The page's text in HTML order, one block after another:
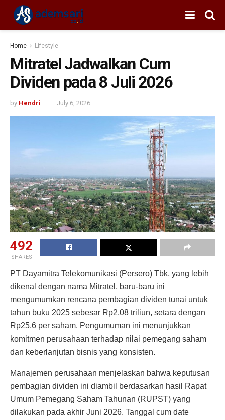
Home Lifestyle
Mitratel Jadwalkan Cum
Dividen pada 8 Juli 2026
by Hendri July 6, 2026
492
SHARES
PT Dayamitra Telekomunikasi (Persero) Tbk, yang lebih
dikenal dengan nama Mitratel, baru-baru ini
mengumumkan rencana pembagian dividen tunai untuk
tahun buku 2025 sebesar Rp2,08 triliun, setara dengan
Rp25,6 per saham. Pengumuman ini menunjukkan
komitmen perusahaan terhadap nilai pemegang saham
dan keberlanjutan bisnis yang konsisten.
Manajemen perusahaan menjelaskan bahwa keputusan
pembagian dividen ini diambil berdasarkan hasil Rapat
Umum Pemegang Saham Tahunan (RUPST) yang
dilakukan pada akhir Juni 2026. Tanggal cum date